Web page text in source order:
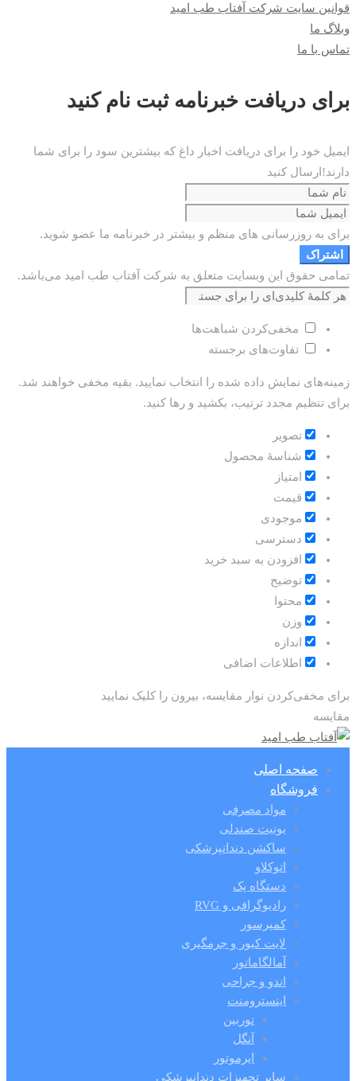
قوانین سایت شرکت آفتاب طب امید
وبلاگ ما
تماس با ما
برای دریافت خبرنامه ثبت نام کنید
ایمیل خود را برای دریافت اخبار داغ که بیشترین سود را برای شما
دارند!ارسال کنید
برای به روزرسانی های منظم و بیشتر در خبرنامه ما عضو شوید.
اشتراک
تمامی حقوق این وبسایت متعلق به شرکت آفتاب طب امید می‌باشد.
مخفی‌کردن شباهت‌ها
تفاوت‌های برجسته
زمینه‌های نمایش داده شده را انتخاب نمایید. بقیه مخفی خواهند شد.
برای تنظیم مجدد ترتیب، بکشید و رها کنید.
تصویر
شناسۀ محصول
امتیاز
قيمت
موجودی
دسترسی
افزودن به سبد خرید
توضیح
محتوا
وزن
اندازه
اطلاعات اضافی
برای مخفی‌کردن نوار مقایسه، بیرون را کلیک نمایید
مقایسه
صفحه اصلی
فروشگاه
مواد مصرفی
یونیت صندلی
ساکشن دندانپزشکی
اتوکلاو
دستگاه پک
رادیوگرافی و RVG
کمپرسور
لایت کیور و جرمگیری
آمالگاماتور
اندو و جراحی
اینسترومنت
توربین
آنگل
ایرموتور
سایر تجهیزات دندانپزشکی